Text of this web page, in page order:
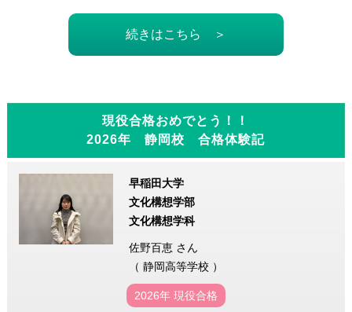
続きはこちら ＞
現役合格おめでとう！！
2026年 静岡校 合格体験記
早稲田大学
文化構想学部
文化構想学科
佐野百恵 さん
（ 静岡高等学校 ）
2026年 現役合格